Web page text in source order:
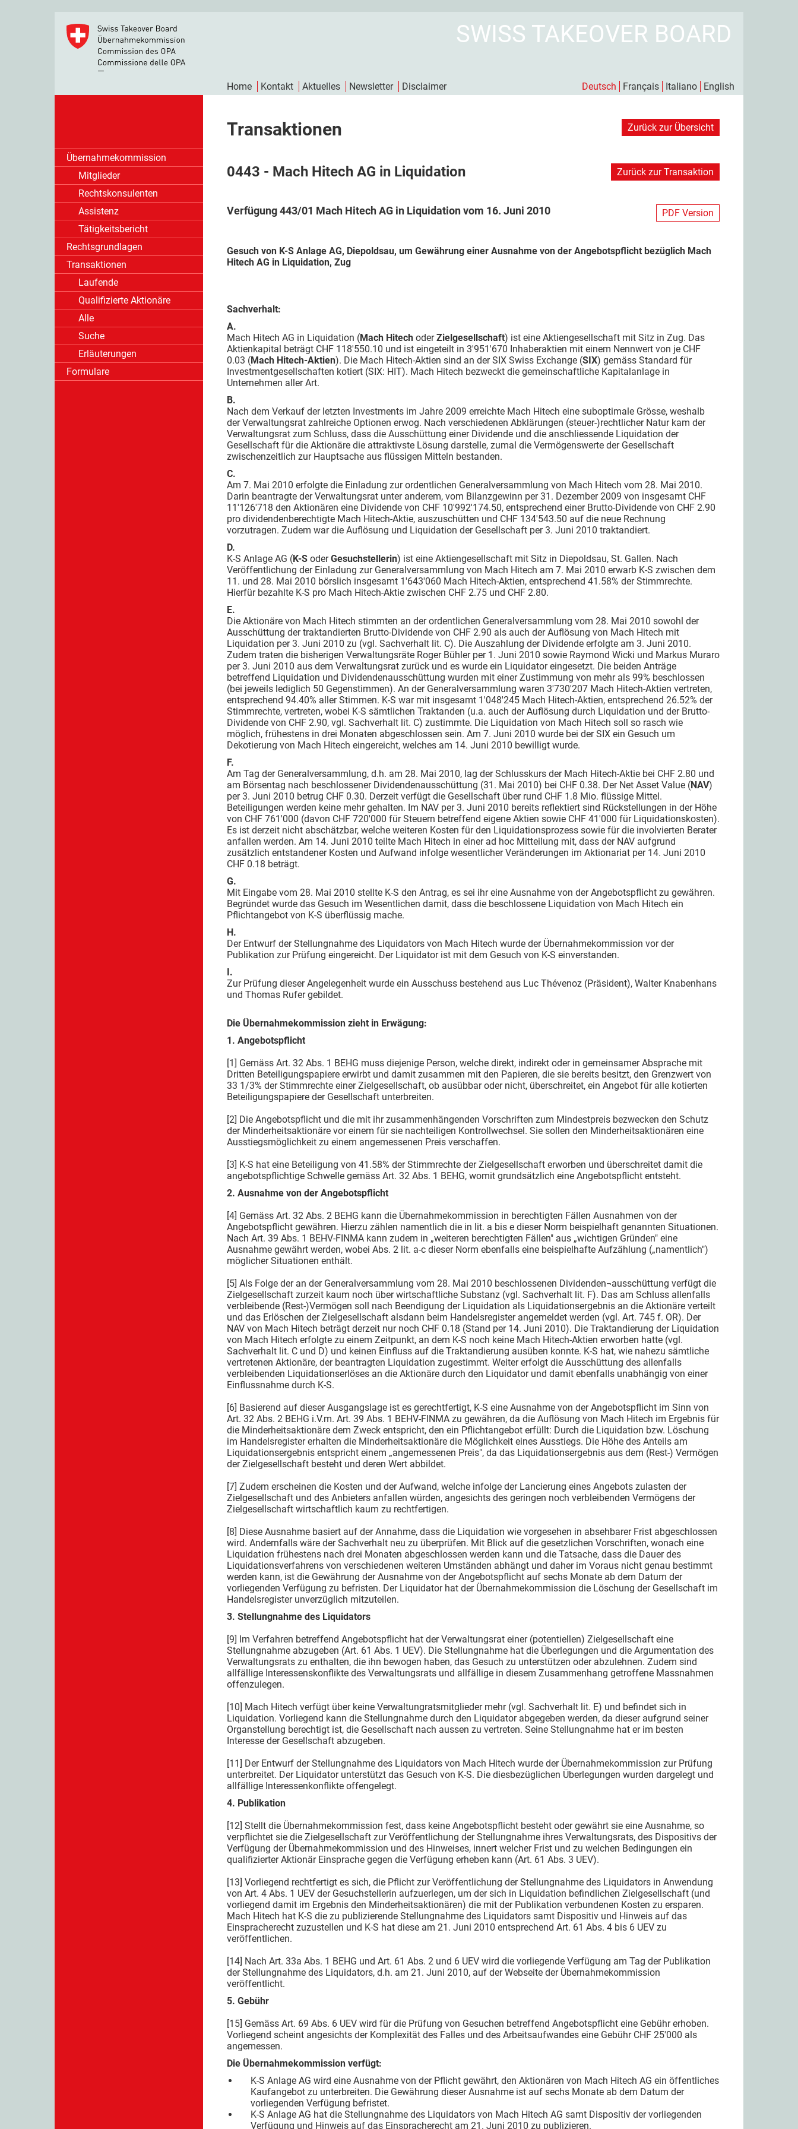
SWISS TAKEOVER BOARD
Home Kontakt Aktuelles Newsletter Disclaimer Deutsch Français Italiano English
Übernahmekommission
Mitglieder
Rechtskonsulenten
Assistenz
Tätigkeitsbericht
Rechtsgrundlagen
Transaktionen
Laufende
Qualifizierte Aktionäre
Alle
Suche
Erläuterungen
Formulare
Transaktionen Zurück zur Übersicht
0443 - Mach Hitech AG in Liquidation Zurück zur Transaktion
Verfügung 443/01 Mach Hitech AG in Liquidation vom 16. Juni 2010 PDF Version
Gesuch von K-S Anlage AG, Diepoldsau, um Gewährung einer Ausnahme von der Angebotspflicht bezüglich Mach
Hitech AG in Liquidation, Zug
Sachverhalt:
A.
Mach Hitech AG in Liquidation (Mach Hitech oderZielgesellschaft) ist eine Aktiengesellschaft mit Sitz in Zug. Das
Aktienkapital beträgt CHF 118'550.10 und ist eingeteilt in 3'951'670 Inhaberaktien mit einem Nennwert von je CHF
0.03 (Mach Hitech-Aktien). Die Mach Hitech-Aktien sind an der SIX Swiss Exchange (SIX) gemäss Standard für
Investmentgesellschaften kotiert (SIX: HIT). Mach Hitech bezweckt die gemeinschaftliche Kapitalanlage in
Unternehmen aller Art.
B.
Nach dem Verkauf der letzten Investments im Jahre 2009 erreichte Mach Hitech eine suboptimale Grösse, weshalb
der Verwaltungsrat zahlreiche Optionen erwog. Nach verschiedenen Abklärungen (steuer-)rechtlicher Natur kam der
Verwaltungsrat zum Schluss, dass die Ausschüttung einer Dividende und die anschliessende Liquidation der
Gesellschaft für die Aktionäre die attraktivste Lösung darstelle, zumal die Vermögenswerte der Gesellschaft
zwischenzeitlich zur Hauptsache aus flüssigen Mitteln bestanden.
C.
Am 7. Mai 2010 erfolgte die Einladung zur ordentlichen Generalversammlung von Mach Hitech vom 28. Mai 2010.
Darin beantragte der Verwaltungsrat unter anderem, vom Bilanzgewinn per 31. Dezember 2009 von insgesamt CHF
11'126'718 den Aktionären eine Dividende von CHF 10'992'174.50, entsprechend einer Brutto-Dividende von CHF 2.90
pro dividendenberechtigte Mach Hitech-Aktie, auszuschütten und CHF 134'543.50 auf die neue Rechnung
vorzutragen. Zudem war die Auflösung und Liquidation der Gesellschaft per 3. Juni 2010 traktandiert.
D.
K-S Anlage AG (K-S oderGesuchstellerin) ist eine Aktiengesellschaft mit Sitz in Diepoldsau, St. Gallen. Nach
Veröffentlichung der Einladung zur Generalversammlung von Mach Hitech am 7. Mai 2010 erwarb K-S zwischen dem
11. und 28. Mai 2010 börslich insgesamt 1'643'060 Mach Hitech-Aktien, entsprechend 41.58% der Stimmrechte.
Hierfür bezahlte K-S pro Mach Hitech-Aktie zwischen CHF 2.75 und CHF 2.80.
E.
Die Aktionäre von Mach Hitech stimmten an der ordentlichen Generalversammlung vom 28. Mai 2010 sowohl der
Ausschüttung der traktandierten Brutto-Dividende von CHF 2.90 als auch der Auflösung von Mach Hitech mit
Liquidation per 3. Juni 2010 zu (vgl. Sachverhalt lit. C). Die Auszahlung der Dividende erfolgte am 3. Juni 2010.
Zudem traten die bisherigen Verwaltungsräte Roger Bühler per 1. Juni 2010 sowie Raymond Wicki und Markus Muraro
per 3. Juni 2010 aus dem Verwaltungsrat zurück und es wurde ein Liquidator eingesetzt. Die beiden Anträge
betreffend Liquidation und Dividendenausschüttung wurden mit einer Zustimmung von mehr als 99% beschlossen
(bei jeweils lediglich 50 Gegenstimmen). An der Generalversammlung waren 3'730'207 Mach Hitech-Aktien vertreten,
entsprechend 94.40% aller Stimmen. K-S war mit insgesamt 1'048'245 Mach Hitech-Aktien, entsprechend 26.52% der
Stimmrechte, vertreten, wobei K-S sämtlichen Traktanden (u.a. auch der Auflösung durch Liquidation und der Brutto-
Dividende von CHF 2.90, vgl. Sachverhalt lit. C) zustimmte. Die Liquidation von Mach Hitech soll so rasch wie
möglich, frühestens in drei Monaten abgeschlossen sein. Am 7. Juni 2010 wurde bei der SIX ein Gesuch um
Dekotierung von Mach Hitech eingereicht, welches am 14. Juni 2010 bewilligt wurde.
F.
Am Tag der Generalversammlung, d.h. am 28. Mai 2010, lag der Schlusskurs der Mach Hitech-Aktie bei CHF 2.80 und
am Börsentag nach beschlossener Dividendenausschüttung (31. Mai 2010) bei CHF 0.38. Der Net Asset Value (NAV)
per 3. Juni 2010 betrug CHF 0.30. Derzeit verfügt die Gesellschaft über rund CHF 1.8 Mio. flüssige Mittel.
Beteiligungen werden keine mehr gehalten. Im NAV per 3. Juni 2010 bereits reflektiert sind Rückstellungen in der Höhe
von CHF 761'000 (davon CHF 720'000 für Steuern betreffend eigene Aktien sowie CHF 41'000 für Liquidationskosten).
Es ist derzeit nicht abschätzbar, welche weiteren Kosten für den Liquidationsprozess sowie für die involvierten Berater
anfallen werden. Am 14. Juni 2010 teilte Mach Hitech in einer ad hoc Mitteilung mit, dass der NAV aufgrund
zusätzlich entstandener Kosten und Aufwand infolge wesentlicher Veränderungen im Aktionariat per 14. Juni 2010
CHF 0.18 beträgt.
G.
Mit Eingabe vom 28. Mai 2010 stellte K-S den Antrag, es sei ihr eine Ausnahme von der Angebotspflicht zu gewähren.
Begründet wurde das Gesuch im Wesentlichen damit, dass die beschlossene Liquidation von Mach Hitech ein
Pflichtangebot von K-S überflüssig mache.
H.
Der Entwurf der Stellungnahme des Liquidators von Mach Hitech wurde der Übernahmekommission vor der
Publikation zur Prüfung eingereicht. Der Liquidator ist mit dem Gesuch von K-S einverstanden.
I.
Zur Prüfung dieser Angelegenheit wurde ein Ausschuss bestehend aus Luc Thévenoz (Präsident), Walter Knabenhans
und Thomas Rufer gebildet.
Die Übernahmekommission zieht in Erwägung:
1. Angebotspflicht
[1] Gemäss Art. 32 Abs. 1 BEHG muss diejenige Person, welche direkt, indirekt oder in gemeinsamer Absprache mit
Dritten Beteiligungspapiere erwirbt und damit zusammen mit den Papieren, die sie bereits besitzt, den Grenzwert von
33 1/3% der Stimmrechte einer Zielgesellschaft, ob ausübbar oder nicht, überschreitet, ein Angebot für alle kotierten
Beteiligungspapiere der Gesellschaft unterbreiten.
[2] Die Angebotspflicht und die mit ihr zusammenhängenden Vorschriften zum Mindestpreis bezwecken den Schutz
der Minderheitsaktionäre vor einem für sie nachteiligen Kontrollwechsel. Sie sollen den Minderheitsaktionären eine
Ausstiegsmöglichkeit zu einem angemessenen Preis verschaffen.
[3] K-S hat eine Beteiligung von 41.58% der Stimmrechte der Zielgesellschaft erworben und überschreitet damit die
angebotspflichtige Schwelle gemäss Art. 32 Abs. 1 BEHG, womit grundsätzlich eine Angebotspflicht entsteht.
2. Ausnahme von der Angebotspflicht
[4] Gemäss Art. 32 Abs. 2 BEHG kann die Übernahmekommission in berechtigten Fällen Ausnahmen von der
Angebotspflicht gewähren. Hierzu zählen namentlich die in lit. a bis e dieser Norm beispielhaft genannten Situationen.
Nach Art. 39 Abs. 1 BEHV-FINMA kann zudem in „weiteren berechtigten Fällen" aus „wichtigen Gründen" eine
Ausnahme gewährt werden, wobei Abs. 2 lit. a-c dieser Norm ebenfalls eine beispielhafte Aufzählung („namentlich")
möglicher Situationen enthält.
[5] Als Folge der an der Generalversammlung vom 28. Mai 2010 beschlossenen Dividenden¬ausschüttung verfügt die
Zielgesellschaft zurzeit kaum noch über wirtschaftliche Substanz (vgl. Sachverhalt lit. F). Das am Schluss allenfalls
verbleibende (Rest-)Vermögen soll nach Beendigung der Liquidation als Liquidationsergebnis an die Aktionäre verteilt
und das Erlöschen der Zielgesellschaft alsdann beim Handelsregister angemeldet werden (vgl. Art. 745 f. OR). Der
NAV von Mach Hitech beträgt derzeit nur noch CHF 0.18 (Stand per 14. Juni 2010). Die Traktandierung der Liquidation
von Mach Hitech erfolgte zu einem Zeitpunkt, an dem K-S noch keine Mach Hitech-Aktien erworben hatte (vgl.
Sachverhalt lit. C und D) und keinen Einfluss auf die Traktandierung ausüben konnte. K-S hat, wie nahezu sämtliche
vertretenen Aktionäre, der beantragten Liquidation zugestimmt. Weiter erfolgt die Ausschüttung des allenfalls
verbleibenden Liquidationserlöses an die Aktionäre durch den Liquidator und damit ebenfalls unabhängig von einer
Einflussnahme durch K-S.
[6] Basierend auf dieser Ausgangslage ist es gerechtfertigt, K-S eine Ausnahme von der Angebotspflicht im Sinn von
Art. 32 Abs. 2 BEHG i.V.m. Art. 39 Abs. 1 BEHV-FINMA zu gewähren, da die Auflösung von Mach Hitech im Ergebnis für
die Minderheitsaktionäre dem Zweck entspricht, den ein Pflichtangebot erfüllt: Durch die Liquidation bzw. Löschung
im Handelsregister erhalten die Minderheitsaktionäre die Möglichkeit eines Ausstiegs. Die Höhe des Anteils am
Liquidationsergebnis entspricht einem „angemessenen Preis", da das Liquidationsergebnis aus dem (Rest-) Vermögen
der Zielgesellschaft besteht und deren Wert abbildet.
[7] Zudem erscheinen die Kosten und der Aufwand, welche infolge der Lancierung eines Angebots zulasten der
Zielgesellschaft und des Anbieters anfallen würden, angesichts des geringen noch verbleibenden Vermögens der
Zielgesellschaft wirtschaftlich kaum zu rechtfertigen.
[8] Diese Ausnahme basiert auf der Annahme, dass die Liquidation wie vorgesehen in absehbarer Frist abgeschlossen
wird. Andernfalls wäre der Sachverhalt neu zu überprüfen. Mit Blick auf die gesetzlichen Vorschriften, wonach eine
Liquidation frühestens nach drei Monaten abgeschlossen werden kann und die Tatsache, dass die Dauer des
Liquidationsverfahrens von verschiedenen weiteren Umständen abhängt und daher im Voraus nicht genau bestimmt
werden kann, ist die Gewährung der Ausnahme von der Angebotspflicht auf sechs Monate ab dem Datum der
vorliegenden Verfügung zu befristen. Der Liquidator hat der Übernahmekommission die Löschung der Gesellschaft im
Handelsregister unverzüglich mitzuteilen.
3. Stellungnahme des Liquidators
[9] Im Verfahren betreffend Angebotspflicht hat der Verwaltungsrat einer (potentiellen) Zielgesellschaft eine
Stellungnahme abzugeben (Art. 61 Abs. 1 UEV). Die Stellungnahme hat die Überlegungen und die Argumentation des
Verwaltungsrats zu enthalten, die ihn bewogen haben, das Gesuch zu unterstützen oder abzulehnen. Zudem sind
allfällige Interessenskonflikte des Verwaltungsrats und allfällige in diesem Zusammenhang getroffene Massnahmen
offenzulegen.
[10] Mach Hitech verfügt über keine Verwaltungratsmitglieder mehr (vgl. Sachverhalt lit. E) und befindet sich in
Liquidation. Vorliegend kann die Stellungnahme durch den Liquidator abgegeben werden, da dieser aufgrund seiner
Organstellung berechtigt ist, die Gesellschaft nach aussen zu vertreten. Seine Stellungnahme hat er im besten
Interesse der Gesellschaft abzugeben.
[11] Der Entwurf der Stellungnahme des Liquidators von Mach Hitech wurde der Übernahmekommission zur Prüfung
unterbreitet. Der Liquidator unterstützt das Gesuch von K-S. Die diesbezüglichen Überlegungen wurden dargelegt und
allfällige Interessenkonflikte offengelegt.
4. Publikation
[12] Stellt die Übernahmekommission fest, dass keine Angebotspflicht besteht oder gewährt sie eine Ausnahme, so
verpflichtet sie die Zielgesellschaft zur Veröffentlichung der Stellungnahme ihres Verwaltungsrats, des Dispositivs der
Verfügung der Übernahmekommission und des Hinweises, innert welcher Frist und zu welchen Bedingungen ein
qualifizierter Aktionär Einsprache gegen die Verfügung erheben kann (Art. 61 Abs. 3 UEV).
[13] Vorliegend rechtfertigt es sich, die Pflicht zur Veröffentlichung der Stellungnahme des Liquidators in Anwendung
von Art. 4 Abs. 1 UEV der Gesuchstellerin aufzuerlegen, um der sich in Liquidation befindlichen Zielgesellschaft (und
vorliegend damit im Ergebnis den Minderheitsaktionären) die mit der Publikation verbundenen Kosten zu ersparen.
Mach Hitech hat K-S die zu publizierende Stellungnahme des Liquidators samt Dispositiv und Hinweis auf das
Einspracherecht zuzustellen und K-S hat diese am 21. Juni 2010 entsprechend Art. 61 Abs. 4 bis 6 UEV zu
veröffentlichen.
[14] Nach Art. 33a Abs. 1 BEHG und Art. 61 Abs. 2 und 6 UEV wird die vorliegende Verfügung am Tag der Publikation
der Stellungnahme des Liquidators, d.h. am 21. Juni 2010, auf der Webseite der Übernahmekommission
veröffentlicht.
5. Gebühr
[15] Gemäss Art. 69 Abs. 6 UEV wird für die Prüfung von Gesuchen betreffend Angebotspflicht eine Gebühr erhoben.
Vorliegend scheint angesichts der Komplexität des Falles und des Arbeitsaufwandes eine Gebühr CHF 25'000 als
angemessen.
Die Übernahmekommission verfügt:
K-S Anlage AG wird eine Ausnahme von der Pflicht gewährt, den Aktionären von Mach Hitech AG ein öffentliches
Kaufangebot zu unterbreiten. Die Gewährung dieser Ausnahme ist auf sechs Monate ab dem Datum der
vorliegenden Verfügung befristet.
K-S Anlage AG hat die Stellungnahme des Liquidators von Mach Hitech AG samt Dispositiv der vorliegenden
Verfügung und Hinweis auf das Einspracherecht am 21. Juni 2010 zu publizieren.